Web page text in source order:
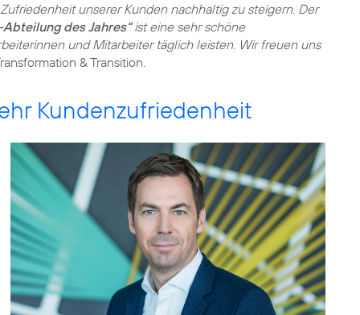
unserer Kunden nachhaltig zu steigern. Der
des Jahres“ist eine sehr schöne
und Mitarbeiter täglich leisten. Wir freuen uns
& Transition.
Kundenzufriedenheit